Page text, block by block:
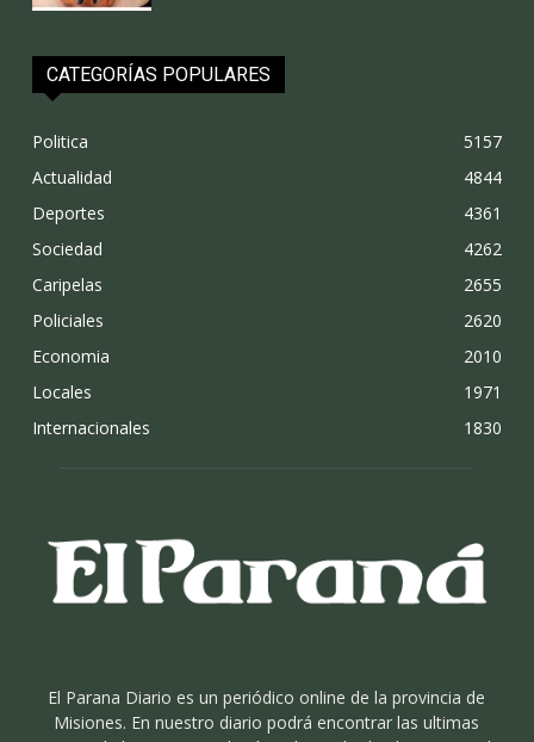
CATEGORÍAS POPULARES
Politica
5157
Actualidad
4844
Deportes
4361
Sociedad
4262
Caripelas
2655
Policiales
2620
Economia
2010
Locales
1971
Internacionales
1830
El Parana Diario es un periódico online de la provincia de
Misiones. En nuestro diario podrá encontrar las ultimas